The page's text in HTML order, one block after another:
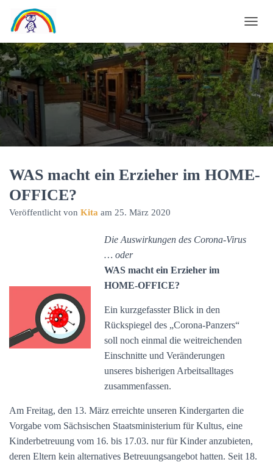
A
V
I
G
A
T
I
O
M
WAS macht ein Erzieher im HOME-
OFFICE?
Veröffentlicht von Kita am 25. März 2020
Die Auswirkungen des Corona-Virus
… oder
WAS macht ein Erzieher im
HOME-OFFICE?
Ein kurzgefasster Blick in den
Rückspiegel des „Corona-Panzers“
soll noch einmal die weitreichenden
Einschnitte und Veränderungen
unseres bisherigen Arbeitsalltages
zusammenfassen.
Am Freitag, den 13. März erreichte unseren Kindergarten die
Vorgabe vom Sächsischen Staatsministerium für Kultus, eine
Kinderbetreuung vom 16. bis 17.03. nur für Kinder anzubieten,
deren Eltern kein alternatives Betreuungsangebot hatten. Seit 18.